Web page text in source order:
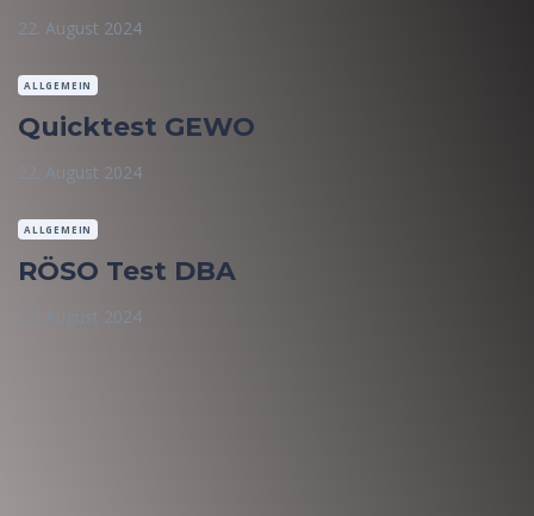
22. August 2024
ALLGEMEIN
Quicktest GEWO
22. August 2024
ALLGEMEIN
RÖSO Test DBA
21. August 2024